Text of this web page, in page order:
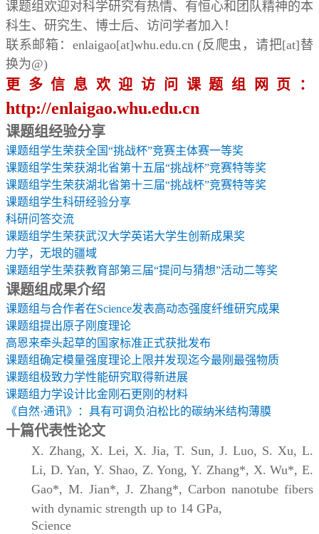
课题组欢迎对科学研究有热情、有恒心和团队精神的本
科生、研究生、博士后、访问学者加入！
联系邮箱： enlaigao[at]whu.edu.cn (反爬虫，请把[at]替
换为@)
更多信息欢迎访问课题组网页：
http://enlaigao.whu.edu.cn
课题组经验分享
课题组学生荣获全国“挑战杯”竞赛主体赛一等奖
课题组学生荣获湖北省第十五届“挑战杯”竞赛特等奖
课题组学生荣获湖北省第十三届“挑战杯”竞赛特等奖
课题组学生科研经验分享
科研问答交流
课题组学生荣获武汉大学英诺大学生创新成果奖
力学，无垠的疆域
课题组学生荣获教育部第三届“提问与猜想”活动二等奖
课题组成果介绍
课题组与合作者在Science发表高动态强度纤维研究成果
课题组提出原子刚度理论
高恩来牵头起草的国家标准正式获批发布
课题组确定模量强度理论上限并发现迄今最刚最强物质
课题组极致力学性能研究取得新进展
课题组力学设计比金刚石更刚的材料
《自然·通讯》：具有可调负泊松比的碳纳米结构薄膜
十篇代表性论文
X. Zhang, X. Lei, X. Jia, T. Sun, J. Luo, S. Xu, L.
Li, D. Yan, Y. Shao, Z. Yong, Y. Zhang*, X. Wu*, E.
Gao*, M. Jian*, J. Zhang*, Carbon nanotube fibers
with dynamic strength up to 14 GPa,
Science